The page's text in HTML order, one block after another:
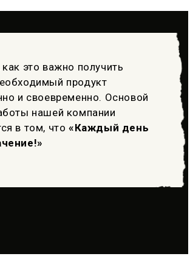
это важно получить
продукт
и своевременно. Основой
нашей компании
в том, что «Каждый день